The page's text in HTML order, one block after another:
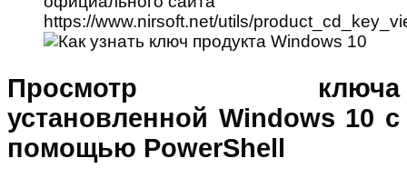
https://www.nirsoft.net/utils/
Просмотр ключа
установленной Windows 10 с
помощью PowerShell